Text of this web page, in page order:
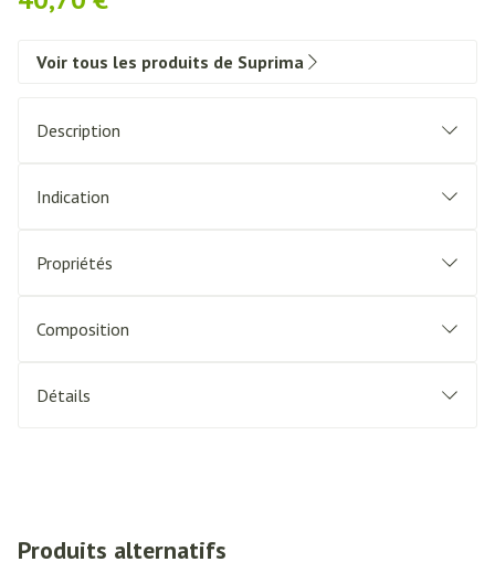
Voir tous les produits de Suprima
Description
Indication
Propriétés
Composition
Détails
Produits alternatifs